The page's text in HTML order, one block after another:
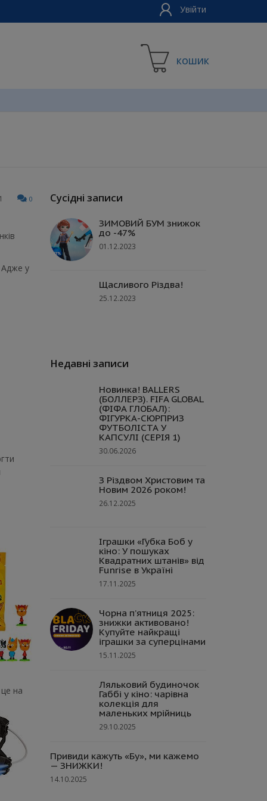
Увійти
КОШИК
0
Адже у
на
Сусідні записи
ЗИМОВИЙ БУМ знижок
до -47%
01.12.2023
Щасливого Різдва!
25.12.2023
Недавні записи
Новинка! BALLERS
(БОЛЛЕРЗ). FIFA GLOBAL
(ФІФА ГЛОБАЛ):
ФІГУРКА-СЮРПРИЗ
ФУТБОЛІСТА У
КАПСУЛІ (СЕРІЯ 1)
30.06.2026
З Різдвом Христовим та
Новим 2026 роком!
26.12.2025
Іграшки «Губка Боб у
кіно: У пошуках
Квадратних штанів» від
Funrise в Україні
17.11.2025
Чорна п’ятниця 2025:
знижки активовано!
Купуйте найкращі
іграшки за суперцінами
15.11.2025
Ляльковий будиночок
Габбі у кіно: чарівна
колекція для
маленьких мрійниць
29.10.2025
Привиди кажуть «Бу», ми кажемо
— ЗНИЖКИ!
14.10.2025